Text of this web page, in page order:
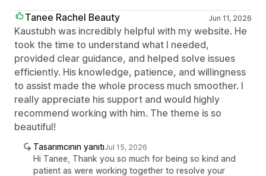
Tanee Rachel Beauty Jun 11, 2026
Kaustubh was incredibly helpful with my website. He
took the time to understand what I needed,
provided clear guidance, and helped solve issues
efficiently. His knowledge, patience, and willingness
to assist made the whole process much smoother. I
really appreciate his support and would highly
recommend working with him. The theme is so
beautiful!
Tasarımcının yanıtıJul 15, 2026
Hi Tanee, Thank you so much for being so kind and
patient as were working together to resolve your